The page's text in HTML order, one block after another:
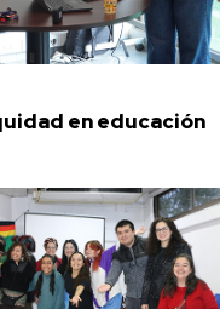
en educación